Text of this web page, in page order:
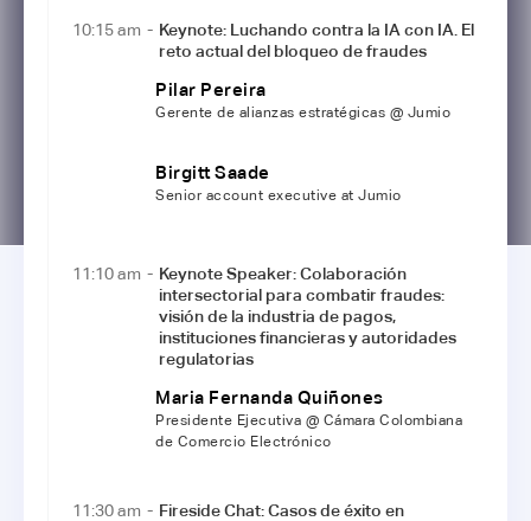
10:15 am - Keynote: Luchando contra la IA con IA. El
reto actual del bloqueo de fraudes
Pilar Pereira
Gerente de alianzas estratégicas @ Jumio
Birgitt Saade
Senior account executive at Jumio
11:10 am - Keynote Speaker: Colaboración
intersectorial para combatir fraudes:
visión de la industria de pagos,
instituciones financieras y autoridades
regulatorias
Maria Fernanda Quiñones
Presidente Ejecutiva @ Cámara Colombiana
de Comercio Electrónico
11:30 am - Fireside Chat: Casos de éxito en